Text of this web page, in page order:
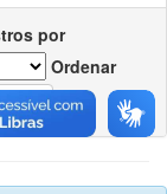
por
Ordenar